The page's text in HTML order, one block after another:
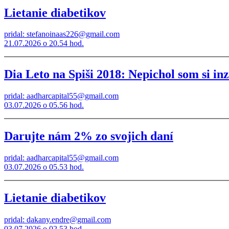
Lietanie diabetikov
pridal: stefanoinaas226@gmail.com
21.07.2026 o 20.54 hod.
Dia Leto na Spiši 2018: Nepichol som si
pridal: aadharcapital55@gmail.com
03.07.2026 o 05.56 hod.
Darujte nám 2% zo svojich daní
pridal: aadharcapital55@gmail.com
03.07.2026 o 05.53 hod.
Lietanie diabetikov
pridal: dakany.endre@gmail.com